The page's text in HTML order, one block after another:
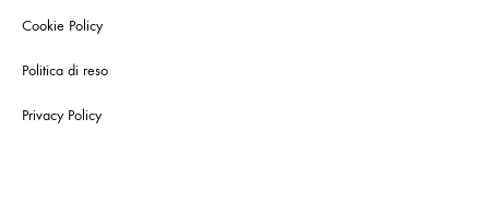
Cookie Policy
Politica di reso
Privacy Policy